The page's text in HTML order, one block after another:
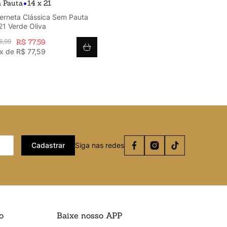
Pauta•14 x 21
Clássica Sem Pauta
Verde Oliva
,99 R$ 77,59
x de R$ 77,59
Cadastrar Siga nas redes
Baixe nosso APP